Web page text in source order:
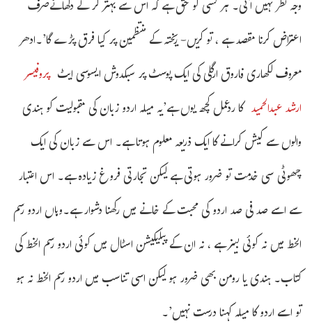
وجہ نظر نہیں آتی۔ ہر کسی کو حق ہے کہ اس سے بہتر کر کے دکھائےصرف
اعتراض کرنا مقصد ہے ، تو کریں- ریختہ کے منتظمین پر کیا فرق پڑے گا’۔ادھر
معروف لکھاری فاروق ارگلی کی ایک پوسٹ پر سبکدوش ایسوسی ایٹ پروفیسر
ارشد عبدالحمیدکا ردعمل کچھ یوں ہے’یہ میلہ اردو زبان کی مقبولیت کو ہندی
والوں سے کیش کرانے کا ایک ذریعہ معلوم ہوتا ہے۔ اس سے زبان کی ایک
چھوٹی سی خدمت تو ضرور ہوتی ہے لیکن تجارتی فروغ زیادہ ہے۔ اس اعتبار
سے اسے صد فی صد اردو کی محبت کے خانے میں رکھنا دشوار ہے۔وہاں اردو رسم
الخط میں نہ کوئی بینر ہے ، نہ ان کے پبلیکیشن اسٹال میں کوئی اردو رسم الخط کی
کتاب۔ ہندی یا رومن بھی ضرور ہو لیکن اسی تناسب میں اردو رسم الخط نہ ہو
تو اسے اردو کا میلہ کہنا درست نہیں’۔